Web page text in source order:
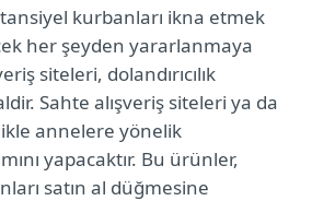
kurbanları ikna etmek
her şeyden yararlanmaya
siteleri, dolandırıcılık
Sahte alışveriş siteleri ya da
annelere yönelik
yapacaktır. Bu ürünler,
satın al düğmesine